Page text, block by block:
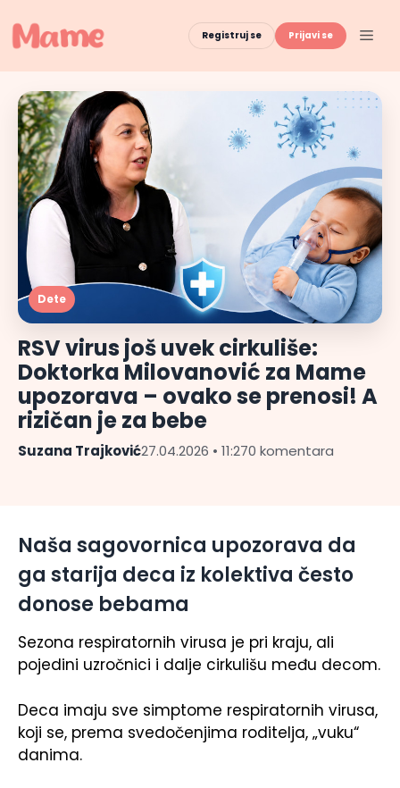
to
content
Registruj se Prijavi se
Dete
RSV virus još uvek cirkuliše:
Doktorka Milovanović za Mame
upozorava – ovako se prenosi! A
rizičan je za bebe
Suzana Trajković27.04.2026 • 11:270 komentara
Naša sagovornica upozorava da
ga starija deca iz kolektiva često
donose bebama
Sezona respiratornih virusa je pri kraju, ali
pojedini uzročnici i dalje cirkulišu među decom.
Deca imaju sve simptome respiratornih virusa,
koji se, prema svedočenjima roditelja, „vuku“
danima.